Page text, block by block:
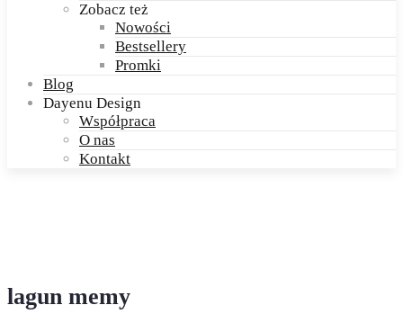
Zobacz też
Nowości
Bestsellery
Promki
Blog
Dayenu Design
Współpraca
O nas
Kontakt
lagun memy